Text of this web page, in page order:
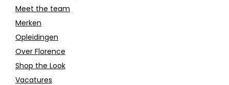
Meet the team
Merken
Opleidingen
Over Florence
Shop the Look
Vacatures